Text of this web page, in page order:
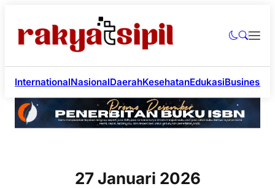
InternationalNasionalDaerahKesehatanEdukasiBusiness
27 Januari 2026